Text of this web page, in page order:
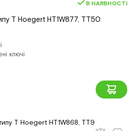
В НАЯВНОСТІ
T Hoegert HT1W877, ТТ50
ключі